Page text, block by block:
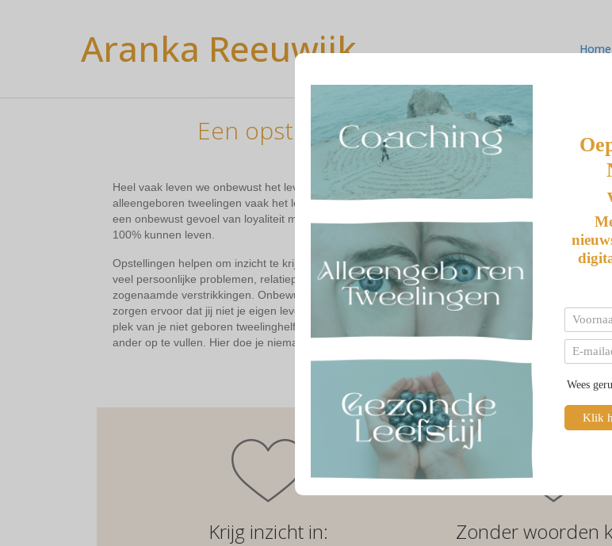
Aranka Reeuwijk Home
Een opstelling is ZIEN wat er
Heel vaak leven we onbewust het leven van een ander familielid, in het specifieke geval van
alleengeboren tweelingen vaak het leven van de niet geboren ander(en). Dit doen we uit
een onbewust gevoel van loyaliteit maar zorgt er wel voor dat we ons eigen leven niet voor
100% kunnen leven.
Opstellingen helpen om inzicht te krijgen in de plek die je in je familiesysteem inneemt. Heel
veel persoonlijke problemen, relatieproblemen of levensvragen vinden hun wortels in
zogenaamde verstrikkingen. Onbewuste verstrikkingen met je niet geboren tweelinghelft
zorgen ervoor dat jij niet je eigen leven vol leeft en niet je eigen plek inneemt. Je neemt de
plek van je niet geboren tweelinghelft in of je probeert zowel je eigen plek als die van de
ander op te vullen. Hier doe je niemand recht mee aan.
Krijg inzicht in: Zonder woorden
Wees
Klik